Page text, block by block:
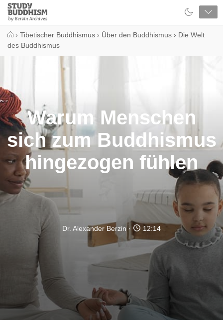
Close
Study
Buddhism
› Tibetischer Buddhismus › Über den Buddhismus › Die Welt
des Buddhismus
Warum Menschen
sich zum Buddhismus
hingezogen fühlen
Dr. Alexander Berzin 12:14